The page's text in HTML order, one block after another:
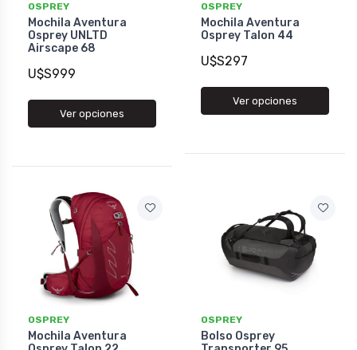
OSPREY
Mochila Aventura
Osprey UNLTD
Airscape 68
U$S999
Ver opciones
OSPREY
Mochila Aventura
Osprey Talon 44
U$S297
Ver opciones
OSPREY
Mochila Aventura
OSPREY
Bolso Osprey